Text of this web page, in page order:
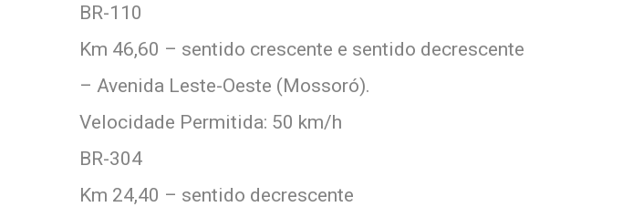
BR-110
Km 46,60 – sentido crescente e sentido decrescente
– Avenida Leste-Oeste (Mossoró).
Velocidade Permitida: 50 km/h
BR-304
Km 24,40 – sentido decrescente